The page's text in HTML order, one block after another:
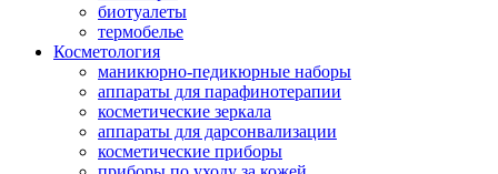
биотуалеты
термобелье
Косметология
маникюрно-педикюрные наборы
аппараты для парафинотерапии
косметические зеркала
аппараты для дарсонвализации
косметические приборы